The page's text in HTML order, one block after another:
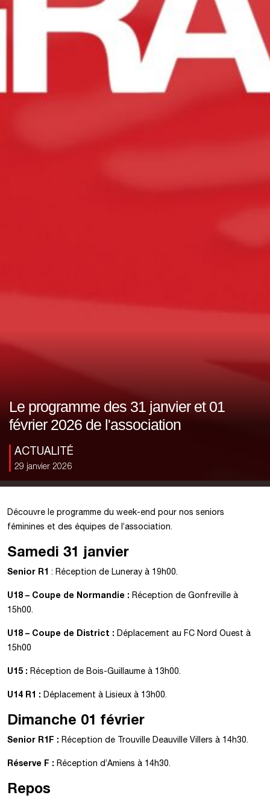
Le programme des 31 janvier et 01
février 2026 de l'association
ACTUALITÉ
29 janvier 2026
Découvre le programme du week-end pour nos seniors
féminines et des équipes de l’association.
Samedi 31 janvier
Senior R1 : Réception de Luneray à 19h00.
U18 – Coupe de Normandie : Réception de Gonfreville à
15h00.
U18 – Coupe de District : Déplacement au FC Nord Ouest à
15h00
U15 : Réception de Bois-Guillaume à 13h00.
U14 R1 : Déplacement à Lisieux à 13h00.
Dimanche 01 février
Senior R1F : Réception de Trouville Deauville Villers à 14h30.
Réserve F : Réception d’Amiens à 14h30.
Repos